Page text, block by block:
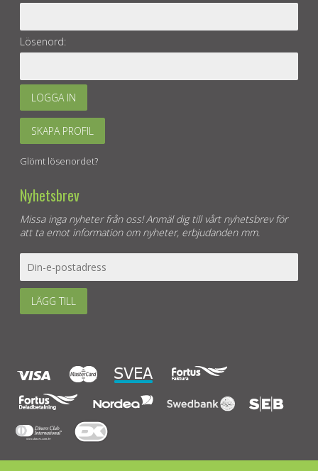
Lösenord:
LOGGA IN
SKAPA PROFIL
Glömt lösenordet?
Nyhetsbrev
Missa inga nyheter från oss! Anmäl dig till vårt nyhetsbrev för
att ta emot information om nyheter, erbjudanden mm.
LÄGG TILL